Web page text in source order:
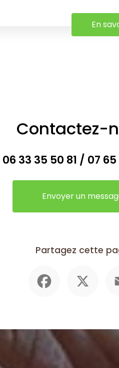
En
Contactez-
06 33 35 50 81 / 07
Envoyer un
Partagez cette